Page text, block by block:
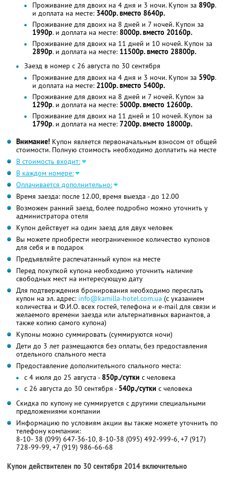
Проживание для двоих на 4 дня и 3 ночи. Купон за 890р.
и доплата на месте: 3400р. вместо 8640р.
Проживание для двоих на 8 дней и 7 ночей. Купон за
1990р. и доплата на месте: 8000р. вместо 20160р.
Проживание для двоих на 11 дней и 10 ночей. Купон за
2890р. и доплата на месте: 11500р. вместо 28800р.
Заезд в номер с 26 августа по 30 сентября
Проживание для двоих на 4 дня и 3 ночи. Купон за 590р.
и доплата на месте: 2100р. вместо 5400р.
Проживание для двоих на 8 дней и 7 ночей. Купон за
1290р. и доплата на месте: 5000р. вместо 12600р.
Проживание для двоих на 11 дней и 10 ночей. Купон за
1790р. и доплата на месте: 7200р. вместо 18000р.
Внимание! Купон является первоначальным взносом от общей
стоимости. Полную стоимость необходимо доплатить на месте
В стоимость входит:
В каждом номере:
Оплачивается дополнительно:
Время заезда: после 12.00, время выезда - до 12.00
Возможен ранний заезд, более подробно можно уточнить у
администратора отеля
Купон действует на один заезд для двух человек
Вы можете приобрести неограниченное количество купонов
для себя и в подарок
Предъявляйте распечатанный купон на месте
Перед покупкой купона необходимо уточнить наличие
свободных мест на интересующую дату
Для подтверждения бронирования необходимо переслать
купон на эл. адрес: info@kamilla-hotel.com.ua (с указанием
количества и Ф.И.О. всех гостей, телефона и e-mail для связи и
желаемого времени заезда или альтернативных вариантов, а
также копию самого купона)
Купоны можно суммировать (суммируются ночи)
Дети до 3 лет размещаются без оплаты, без предоставления
отдельного спального места
Предоставление дополнительного спального места:
с 4 июля до 25 августа - 850р./сутки с человека
с 26 августа до 30 сентября - 540р./сутки с человека
Скидка по купону не суммируется с другими специальными
предложениями компании
Информацию по условиям акции вы также можете уточнить по
телефону компании:
8-10- 38 (099) 647-36-10, 8-10-38 (095) 492-999-6, +7 (917)
728-99-99, +7 (919) 986-66-68
Купон действителен по 30 сентября 2014 включительно